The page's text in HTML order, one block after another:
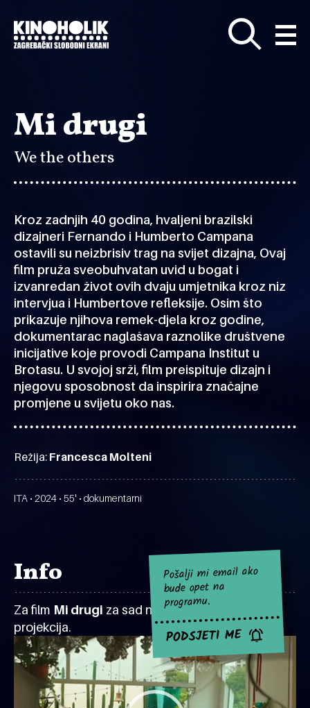
glavni
sadržaj
Mi drugi
We the others
Kroz zadnjih 40 godina, hvaljeni brazilski
dizajneri Fernando i Humberto Campana
ostavili su neizbrisiv trag na svijet dizajna, Ovaj
film pruža sveobuhvatan uvid u bogat i
izvanredan život ovih dvaju umjetnika kroz niz
intervjua i Humbertove refleksije. Osim što
prikazuje njihova remek-djela kroz godine,
dokumentarac naglašava raznolike društvene
inicijative koje provodi Campana Institut u
Brotasu. U svojoj srži, film preispituje dizajn i
njegovu sposobnost da inspirira značajne
promjene u svijetu oko nas.
Režija: Francesca Molteni
ITA • 2024 • 55' • dokumentarni
Info
Za film Mi drugi za sad nema najavljenih
projekcija.
Pošalji mi email ako
bude opet na
programu.
PODSJETI ME